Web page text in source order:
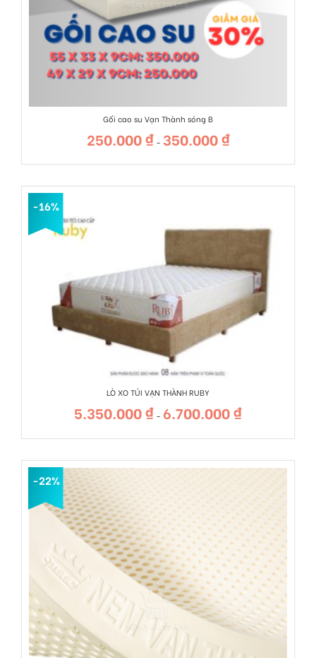
Gối cao su Vạn Thành sóng B
250.000₫ – 350.000₫Khoảng
giá:
đến
-16%
LÒ XO TÚI VẠN THÀNH RUBY
5.350.000₫ – 6.700.000₫Khoảng
đến
-22%